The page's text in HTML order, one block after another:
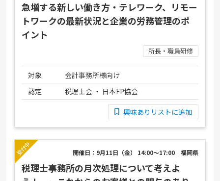
急増する新しい働き方・テレワーク、リモー
トワークの最新状況と企業の労務管理のポ
イント
所長・職員研修
対象
会計事務所様向け
認定
税理士会 ・ 日本FP協会
興味ありリストに追加
開催日：9月11日（金） 14:00～17:00｜福岡県
税理士事務所の月次処理について考えよ